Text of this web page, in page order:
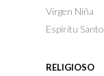
Virgen Niña
Espíritu Santo
RELIGIOSO